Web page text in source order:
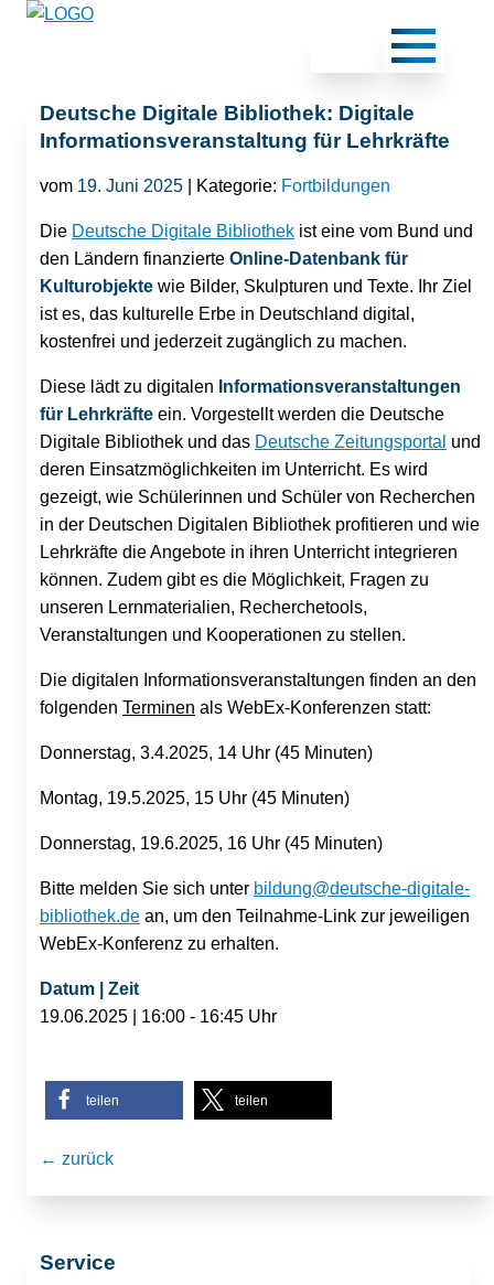
Deutsche Digitale Bibliothek: Digitale
Informationsveranstaltung für Lehrkräfte
vom 19. Juni 2025 | Kategorie: Fortbildungen
Die Deutsche Digitale Bibliothek ist eine vom Bund und
den Ländern finanzierte Online-Datenbank für
Kulturobjekte wie Bilder, Skulpturen und Texte. Ihr Ziel
ist es, das kulturelle Erbe in Deutschland digital,
kostenfrei und jederzeit zugänglich zu machen.
Diese lädt zu digitalen Informationsveranstaltungen
für Lehrkräfte ein. Vorgestellt werden die Deutsche
Digitale Bibliothek und das Deutsche Zeitungsportal und
deren Einsatzmöglichkeiten im Unterricht. Es wird
gezeigt, wie Schülerinnen und Schüler von Recherchen
in der Deutschen Digitalen Bibliothek profitieren und wie
Lehrkräfte die Angebote in ihren Unterricht integrieren
können. Zudem gibt es die Möglichkeit, Fragen zu
unseren Lernmaterialien, Recherchetools,
Veranstaltungen und Kooperationen zu stellen.
Die digitalen Informationsveranstaltungen finden an den
folgenden Terminen als WebEx-Konferenzen statt:
Donnerstag, 3.4.2025, 14 Uhr (45 Minuten)
Montag, 19.5.2025, 15 Uhr (45 Minuten)
Donnerstag, 19.6.2025, 16 Uhr (45 Minuten)
Bitte melden Sie sich unter bildung@deutsche-digitale-
bibliothek.de an, um den Teilnahme-Link zur jeweiligen
WebEx-Konferenz zu erhalten.
Datum | Zeit
19.06.2025 | 16:00 - 16:45 Uhr
teilen teilen
← zurück
Service